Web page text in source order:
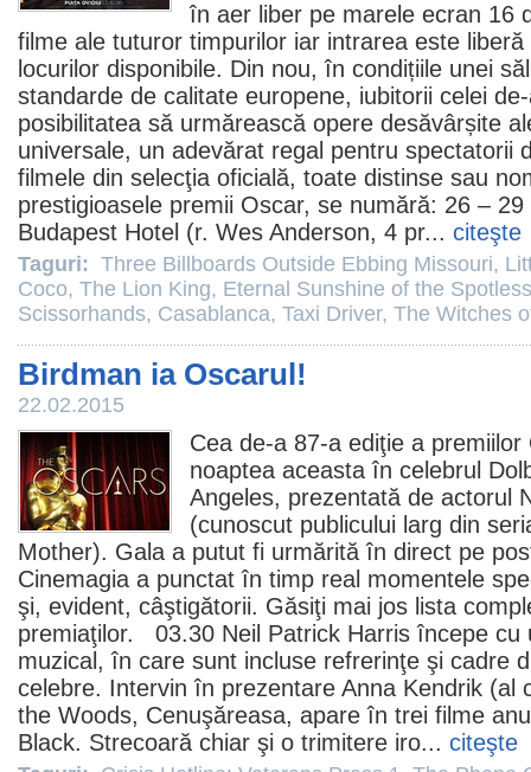
în aer liber pe marele ecran 16
filme ale tuturor timpurilor iar intrarea este
locurilor disponibile. Din nou, în condițiile unei
standarde de calitate europene, iubitorii celei
posibilitatea să urmărească opere desăvârșite
universale, un adevărat regal pentru spectatorii
filmele din selecţia oficială, toate distinse sau
prestigioasele premii Oscar, se numără: 26 –
Budapest Hotel (r. Wes Anderson, 4 pr... citeşte
Taguri: Three Billboards Outside Ebbing Missouri,
Coco, The Lion King, Eternal Sunshine of the
Scissorhands, Casablanca, Taxi Driver, The Witches
Birdman ia Oscarul!
22.02.2015
Cea de-a 87-a ediţie a premiilor
noaptea aceasta în celebrul
Angeles, prezentată de actorul
(cunoscut publicului larg din
Mother). Gala a putut fi urmărită în direct pe
Cinemagia a punctat în timp real momentele
şi, evident, câştigătorii. Găsiţi mai jos lista
premiaţilor. 03.30 Neil Patrick Harris începe cu
muzical, în care sunt incluse refrerinţe şi cadre
celebre. Intervin în prezentare Anna Kendrik (al
the Woods, Cenuşăreasa, apare în trei filme
Black. Strecoară chiar şi o trimitere iro... citeşte